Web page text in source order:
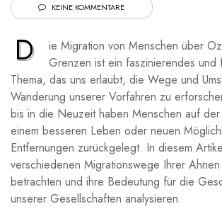
KEINE KOMMENTARE
D
ie ‍Migration von Menschen über
Grenzen ist ein faszinierendes ⁢und
Thema, das uns erlaubt,​ die Wege⁢ und
Wanderung⁤ unserer‌ Vorfahren zu
bis in‌ die Neuzeit haben Menschen auf der
einem⁤ besseren Leben oder neuen
Entfernungen ​zurückgelegt.⁤ In diesem‍
verschiedenen ‍Migrationswege Ihrer
betrachten und ihre Bedeutung für die​
unserer Gesellschaften analysieren.